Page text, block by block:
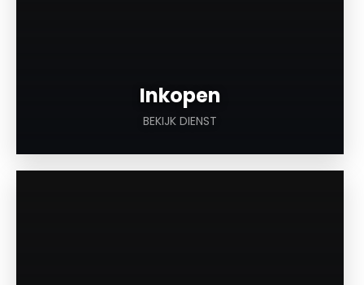
Inkopen
BEKIJK DIENST